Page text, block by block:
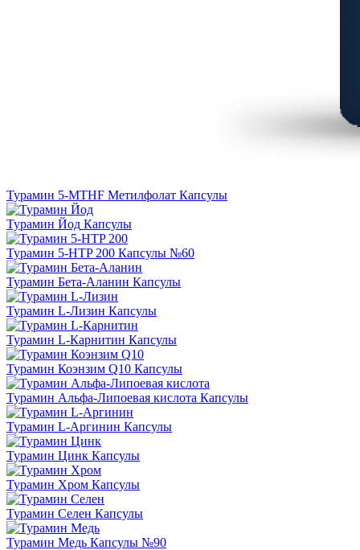
Турамин 5-MTHF Метилфолат Капсулы
Турамин Йод Капсулы
Турамин 5-HTP 200 Капсулы №60
Турамин Бета-Аланин Капсулы
Турамин L-Лизин Капсулы
Турамин L-Карнитин Капсулы
Турамин Коэнзим Q10 Капсулы
Турамин Альфа-Липоевая кислота Капсулы
Турамин L-Аргинин Капсулы
Турамин Цинк Капсулы
Турамин Хром Капсулы
Турамин Селен Капсулы
Турамин Медь Капсулы №90